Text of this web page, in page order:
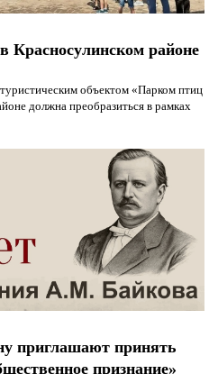
районе
объектом «Парком птиц
должна преобразиться в рамках
приглашают принять
признание»
конфиденциальности и